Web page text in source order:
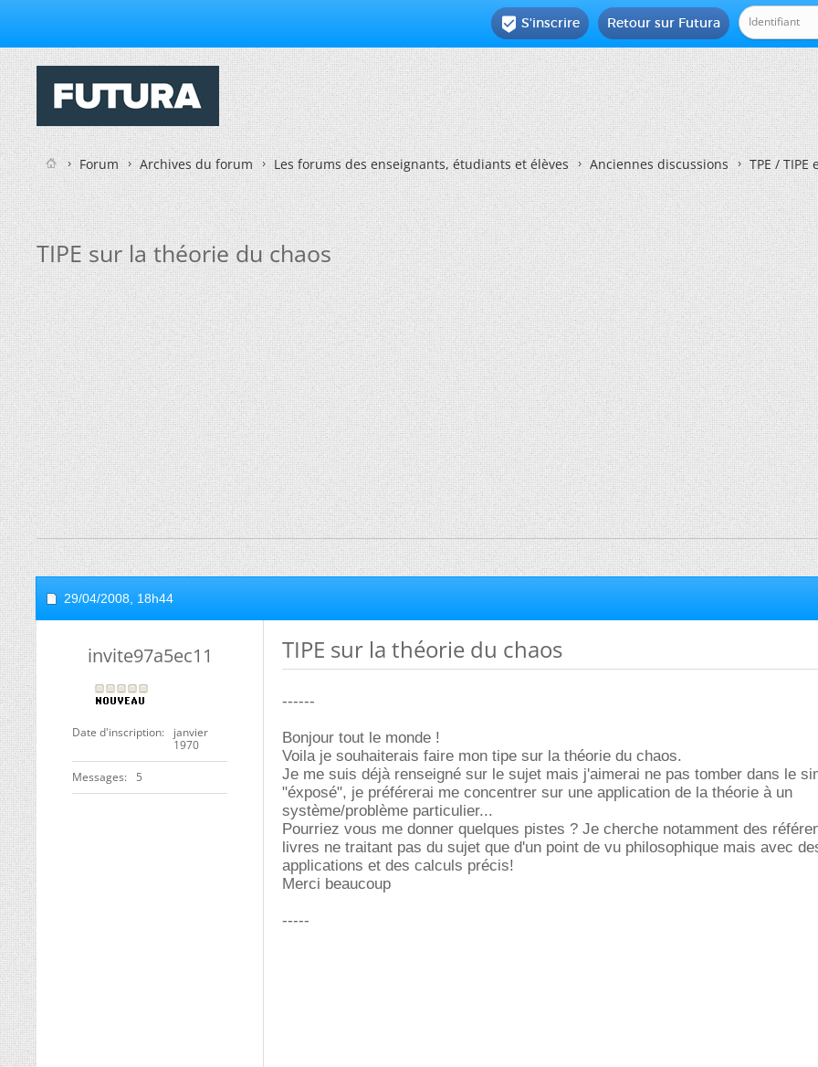
Retour sur Futura
 S'inscrire
Forum Archives du forum Les forums des enseignants, étudiants et élèves Anciennes discussions TPE /
TIPE sur la théorie du chaos
29/04/2008, 18h44
invite97a5ec11
Date d'inscription
janvier
1970
Messages 5
TIPE sur la théorie du chaos
------
Bonjour tout le monde !
Voila je souhaiterais faire mon tipe sur la théorie du chaos.
Je me suis déjà renseigné sur le sujet mais j'aimerai ne pas tomber dans le
"éxposé", je préférerai me concentrer sur une application de la théorie à un
système/problème particulier...
Pourriez vous me donner quelques pistes ? Je cherche notamment des
livres ne traitant pas du sujet que d'un point de vu philosophique mais avec
applications et des calculs précis!
Merci beaucoup
-----